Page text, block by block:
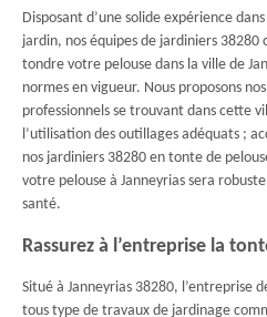
Disposant d’une solide expérience
jardin, nos équipes de jardiniers 38280
tondre votre pelouse dans la ville de
normes en vigueur. Nous proposons
professionnels se trouvant dans cette
l’utilisation des outillages adéquats ;
nos jardiniers 38280 en tonte de
votre pelouse à Janneyrias sera
santé.
Rassurez à l’entreprise la
Situé à Janneyrias 38280, l’entreprise
tous type de travaux de jardinage